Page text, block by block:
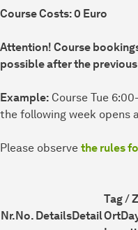
Course Costs: 0 Euro
Attention! Course
possible after the
Example: Course Tue
the following week opens
Please observe the rules
Nr.No. DetailsDetail
Tag /
Ort